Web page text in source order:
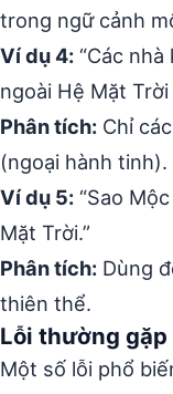
trong ngữ cảnh
Ví dụ 4: “Các
ngoài Hệ Mặt
Phân tích: Chỉ
(ngoại hành tinh).
Ví dụ 5: “Sao
Mặt Trời.”
Phân tích: Dùng
thiên thể.
Lỗi thường gặp
Một số lỗi phổ